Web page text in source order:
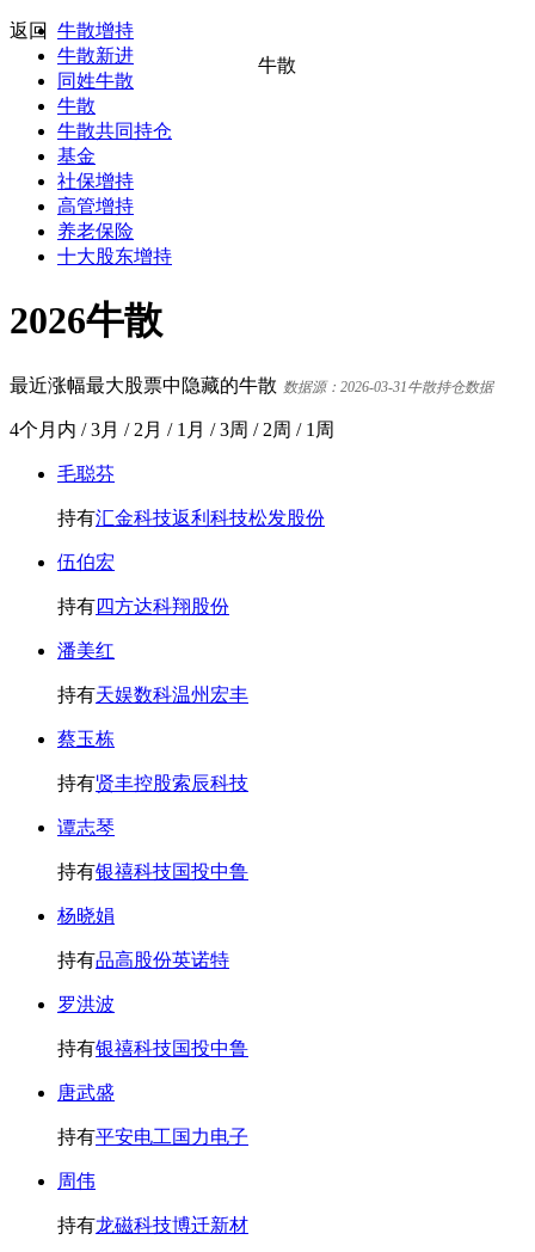
返回
牛散
牛散增持
牛散新进
同姓牛散
牛散
牛散共同持仓
基金
社保增持
高管增持
养老保险
十大股东增持
2026牛散
最近涨幅最大股票中隐藏的牛散 数据源：2026-03-31牛散持仓数据
4个月内 /3月 / 2月 / 1月 /3周 / 2周 / 1周
毛聪芬
持有汇金科技返利科技松发股份
伍伯宏
持有四方达科翔股份
潘美红
持有天娱数科温州宏丰
蔡玉栋
持有贤丰控股索辰科技
谭志琴
持有银禧科技国投中鲁
杨晓娟
持有品高股份英诺特
罗洪波
持有银禧科技国投中鲁
唐武盛
持有平安电工国力电子
周伟
持有龙磁科技博迁新材